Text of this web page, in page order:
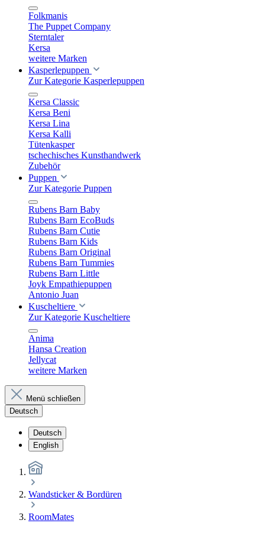
Folkmanis
The Puppet Company
Sterntaler
Kersa
weitere Marken
Kasperlepuppen
Zur Kategorie Kasperlepuppen
Kersa Classic
Kersa Beni
Kersa Lina
Kersa Kalli
Tütenkasper
tschechisches Kunsthandwerk
Zubehör
Puppen
Zur Kategorie Puppen
Rubens Barn Baby
Rubens Barn EcoBuds
Rubens Barn Cutie
Rubens Barn Kids
Rubens Barn Original
Rubens Barn Tummies
Rubens Barn Little
Joyk Empathiepuppen
Antonio Juan
Kuscheltiere
Zur Kategorie Kuscheltiere
Anima
Hansa Creation
Jellycat
weitere Marken
Menü schließen
Deutsch
Deutsch
English
Wandsticker & Bordüren
RoomMates